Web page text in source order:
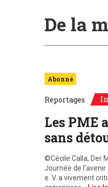
De la
Abonné
Reportages
Les PME
sans
©Cécile Calla, Der
Journée de l’avenir
e. V. a vivement